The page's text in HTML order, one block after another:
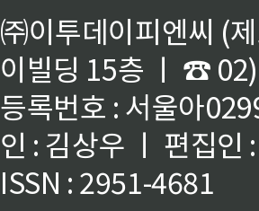
㈜이투데이피엔씨 (
이빌딩 15층 ㅣ ☎
등록번호 : 서울아
인 : 김상우 ㅣ 편집인
ISSN : 2951-4681